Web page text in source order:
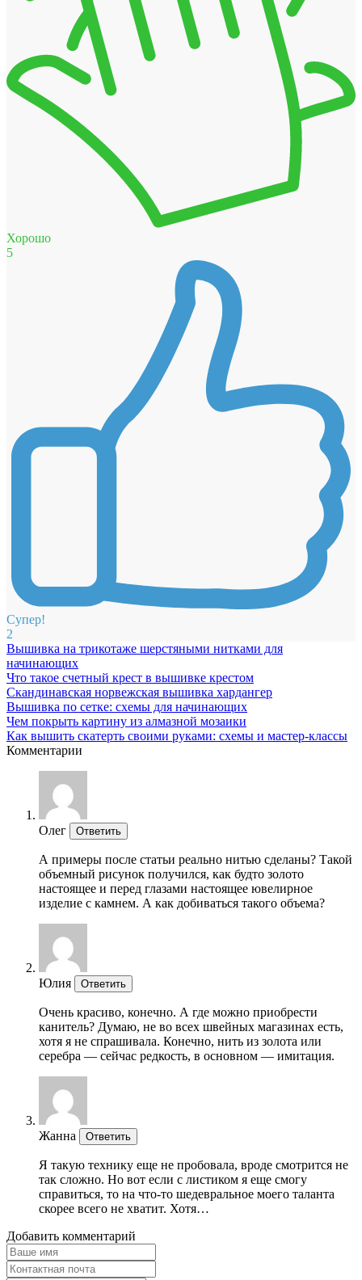
Хорошо
5
Супер!
2
Вышивка на трикотаже шерстяными нитками для
начинающих
Что такое счетный крест в вышивке крестом
Скандинавская норвежская вышивка хардангер
Вышивка по сетке: схемы для начинающих
Чем покрыть картину из алмазной мозаики
Как вышить скатерть своими руками: схемы и мастер-классы
Комментарии
Олег Ответить
А примеры после статьи реально нитью сделаны? Такой
объемный рисунок получился, как будто золото
настоящее и перед глазами настоящее ювелирное
изделие с камнем. А как добиваться такого объема?
Юлия Ответить
Очень красиво, конечно. А где можно приобрести
канитель? Думаю, не во всех швейных магазинах есть,
хотя я не спрашивала. Конечно, нить из золота или
серебра — сейчас редкость, в основном — имитация.
Жанна Ответить
Я такую технику еще не пробовала, вроде смотрится не
так сложно. Но вот если с листиком я еще смогу
справиться, то на что-то шедевральное моего таланта
скорее всего не хватит. Хотя…
Добавить комментарий